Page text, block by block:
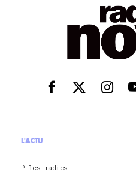
L'ACTU
les radios